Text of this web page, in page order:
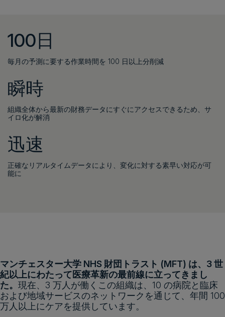
100日
毎月の予測に要する作業時間を 100 日以上分削減
瞬時
組織全体から最新の財務データにすぐにアクセスできるため、サ
イロ化が解消
迅速
正確なリアルタイムデータにより、変化に対する素早い対応が可
能に
マンチェスター大学 NHS 財団トラスト (MFT) は、3 世
紀以上にわたって医療革新の最前線に立ってきまし
た。 現在、3 万人が働くこの組織は、10 の病院と臨床
および地域サービスのネットワークを通じて、年間 100
万人以上にケアを提供しています。